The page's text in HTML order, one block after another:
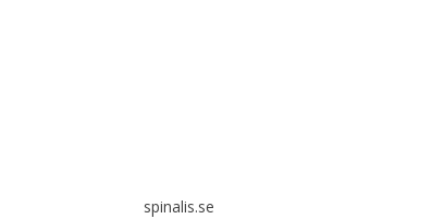
spinalis.se